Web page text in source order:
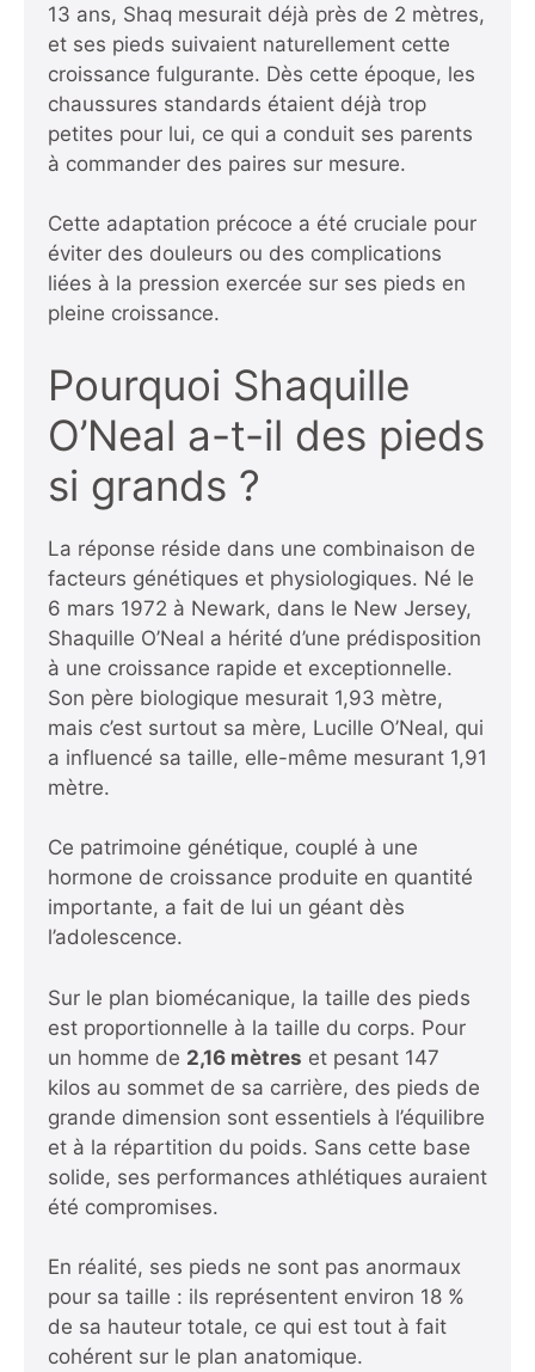
13 ans, Shaq mesurait déjà près de 2 mètres,
et ses pieds suivaient naturellement cette
croissance fulgurante. Dès cette époque, les
chaussures standards étaient déjà trop
petites pour lui, ce qui a conduit ses parents
à commander des paires sur mesure.
Cette adaptation précoce a été cruciale pour
éviter des douleurs ou des complications
liées à la pression exercée sur ses pieds en
pleine croissance.
Pourquoi Shaquille
O’Neal a-t-il des pieds
si grands ?
La réponse réside dans une combinaison de
facteurs génétiques et physiologiques. Né le
6 mars 1972 à Newark, dans le New Jersey,
Shaquille O’Neal a hérité d’une prédisposition
à une croissance rapide et exceptionnelle.
Son père biologique mesurait 1,93 mètre,
mais c’est surtout sa mère, Lucille O’Neal, qui
a influencé sa taille, elle-même mesurant 1,91
mètre.
Ce patrimoine génétique, couplé à une
hormone de croissance produite en quantité
importante, a fait de lui un géant dès
l’adolescence.
Sur le plan biomécanique, la taille des pieds
est proportionnelle à la taille du corps. Pour
un homme de 2,16 mètres et pesant 147
kilos au sommet de sa carrière, des pieds de
grande dimension sont essentiels à l’équilibre
et à la répartition du poids. Sans cette base
solide, ses performances athlétiques auraient
été compromises.
En réalité, ses pieds ne sont pas anormaux
pour sa taille : ils représentent environ 18 %
de sa hauteur totale, ce qui est tout à fait
cohérent sur le plan anatomique.